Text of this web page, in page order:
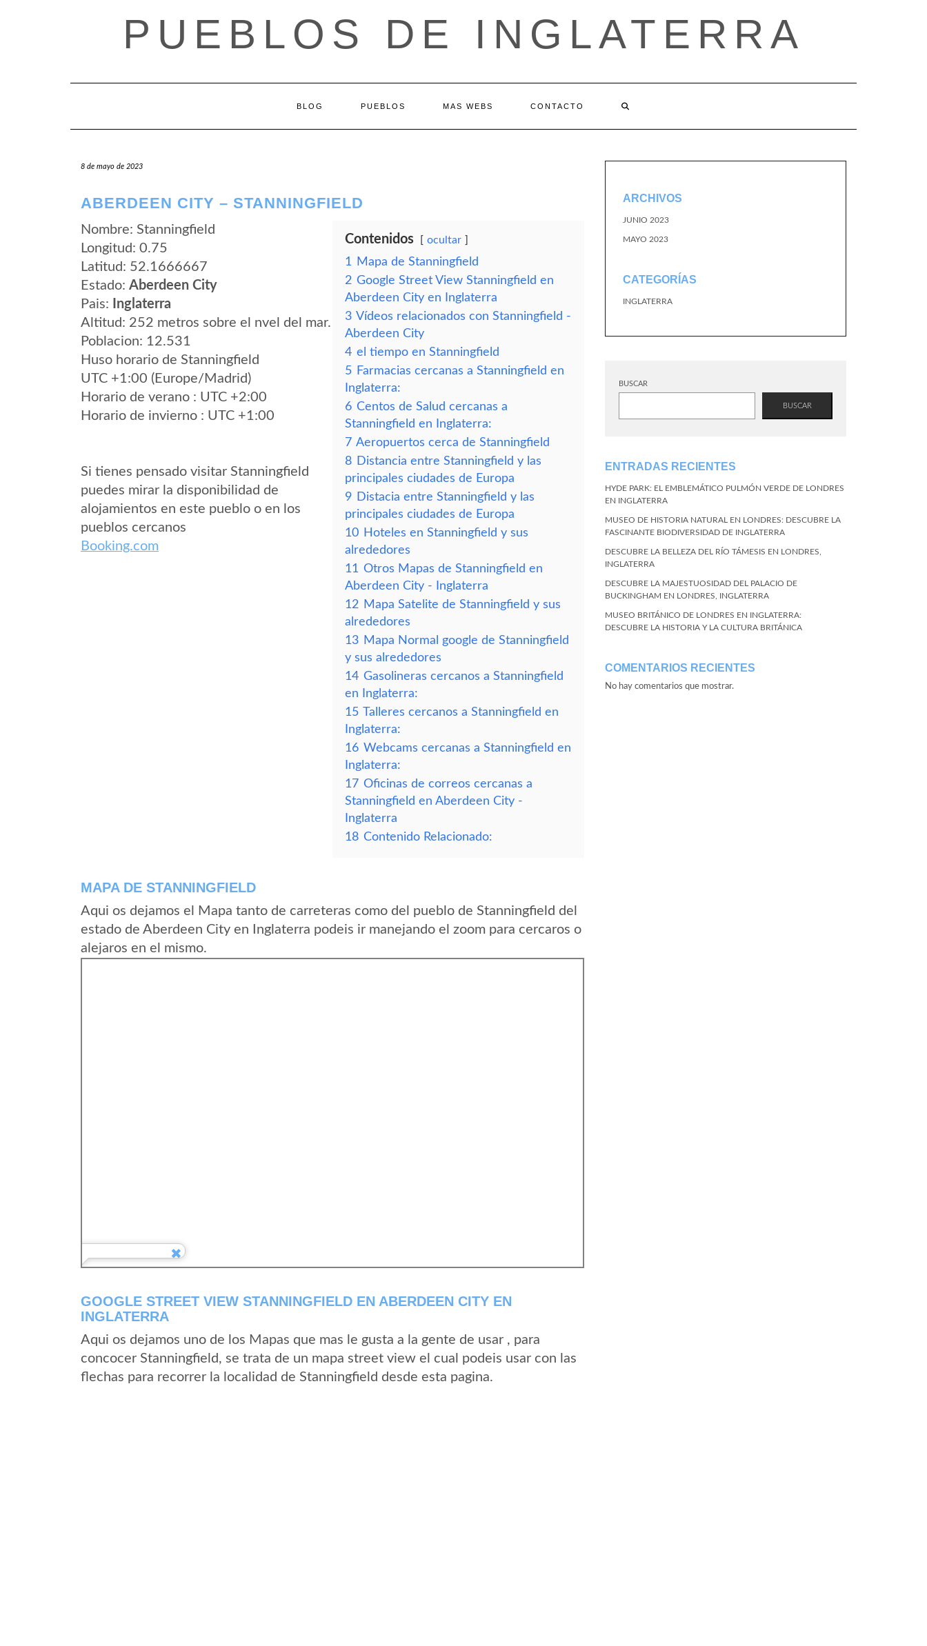
PUEBLOS DE INGLATERRA
BLOG PUEBLOS MAS WEBS CONTACTO
8 de mayo de 2023
ABERDEEN CITY – STANNINGFIELD
Nombre: Stanningfield
Longitud: 0.75
Latitud: 52.1666667
Estado: Aberdeen City
Pais:
Inglaterra
Altitud: 252 metros sobre el nvel del mar.
Poblacion: 12.531
Huso horario de Stanningfield
UTC +1:00 (Europe/Madrid)
Horario de verano : UTC +2:00
Horario de invierno : UTC +1:00
Si tienes pensado visitar Stanningfield
puedes mirar la disponibilidad de
alojamientos en este pueblo o en los
pueblos cercanos
Booking.com
Contenidos ocultar
1
Mapa de Stanningfield
2 Google Street View Stanningfield en
Aberdeen City en Inglaterra
3 Vídeos relacionados con Stanningfield -
Aberdeen City
4 el tiempo en Stanningfield
5 Farmacias cercanas a Stanningfield en
Inglaterra:
6 Centos de Salud cercanas a
Stanningfield en Inglaterra:
7 Aeropuertos cerca de Stanningfield
8 Distancia entre Stanningfield y las
principales ciudades de Europa
9 Distacia entre Stanningfield y las
principales ciudades de Europa
10 Hoteles en Stanningfield y sus
alrededores
11 Otros Mapas de Stanningfield en
Aberdeen City - Inglaterra
12 Mapa Satelite de Stanningfield y sus
alrededores
13 Mapa Normal google de Stanningfield
y sus alrededores
14 Gasolineras cercanos a Stanningfield
en Inglaterra:
15 Talleres cercanos a Stanningfield en
Inglaterra:
16 Webcams cercanas a Stanningfield en
Inglaterra:
17 Oficinas de correos cercanas a
Stanningfield en Aberdeen City -
Inglaterra
18 Contenido Relacionado:
MAPA DE STANNINGFIELD
Aqui os dejamos el Mapa tanto de carreteras como del pueblo de Stanningfield del
estado de Aberdeen City en Inglaterra podeis ir manejando el zoom para cercaros o
alejaros en el mismo.
GOOGLE STREET VIEW STANNINGFIELD EN ABERDEEN CITY EN
INGLATERRA
Aqui os dejamos uno de los Mapas que mas le gusta a la gente de usar , para
concocer Stanningfield, se trata de un mapa street view el cual podeis usar con las
flechas para recorrer la localidad de Stanningfield desde esta pagina.
ARCHIVOS
JUNIO 2023
MAYO 2023
CATEGORÍAS
INGLATERRA
BUSCAR
BUSCAR
ENTRADAS RECIENTES
HYDE PARK: EL EMBLEMÁTICO PULMÓN VERDE DE LONDRES
EN INGLATERRA
MUSEO DE HISTORIA NATURAL EN LONDRES: DESCUBRE LA
FASCINANTE BIODIVERSIDAD DE INGLATERRA
DESCUBRE LA BELLEZA DEL RÍO TÁMESIS EN LONDRES,
INGLATERRA
DESCUBRE LA MAJESTUOSIDAD DEL PALACIO DE
BUCKINGHAM EN LONDRES, INGLATERRA
MUSEO BRITÁNICO DE LONDRES EN INGLATERRA:
DESCUBRE LA HISTORIA Y LA CULTURA BRITÁNICA
COMENTARIOS RECIENTES
No hay comentarios que mostrar.